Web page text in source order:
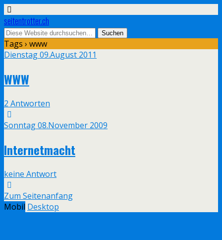
seitentrotter.ch
Tags › www
Dienstag 09.August 2011
WWW
2 Antworten
Sonntag 08.November 2009
Internetmacht
keine Antwort
Zum Seitenanfang
Mobil Desktop